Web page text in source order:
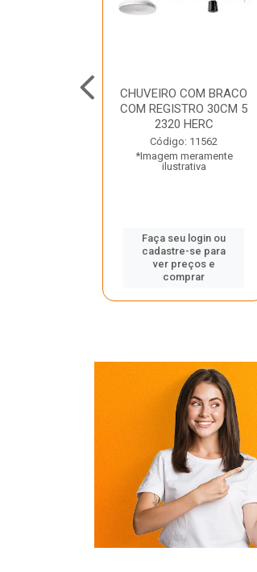
CHUVEIRO COM BRACO
COM REGISTRO 30CM 5
2320 HERC
Código: 11562
*Imagem meramente
ilustrativa
Faça seu login ou
cadastre-se para
ver preços e
comprar